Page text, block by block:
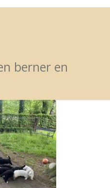
berner en